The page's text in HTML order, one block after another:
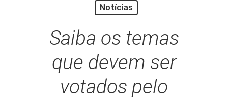
Notícias
Saiba os temas
que devem ser
votados pelo